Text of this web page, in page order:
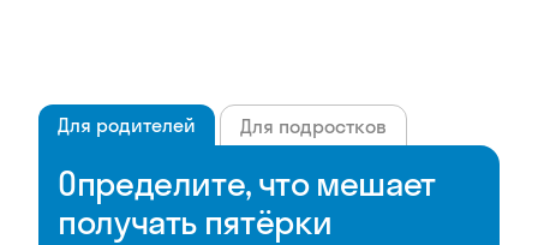
Для родителей Для подростков
Определите, что мешает
получать пятёрки